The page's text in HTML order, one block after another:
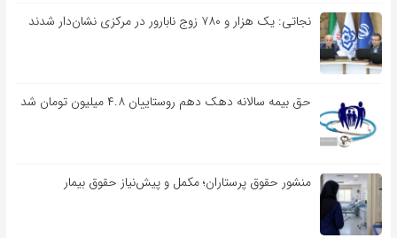
نجاتی: یک هزار و ۷۸۰ زوج نابارور در مرکزی نشان‌دار شدند
حق بیمه سالانه دهک دهم روستاییان ۴.۸ میلیون تومان شد
منشور حقوق پرستاران؛ مکمل و پیش‌نیاز حقوق بیمار